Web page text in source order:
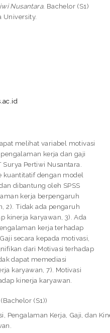
Nusantara. Bachelor (S1)
University.
melihat variabel motivasi
kerja dan gaji
Pertiwi Nusantara.
kuantitatif dengan model
dibantung oleh SPSS
kerja berpengaruh
2). Tidak ada pengaruh
kinerja karyawan, 3). Ada
kerja terhadap
secara kepada motivasi,
dari Motivasi terhadap
dapat memediasi
karyawan, 7). Motivasi
kinerja karyawan.
(S1))
Pengalaman Kerja, Gaji, dan